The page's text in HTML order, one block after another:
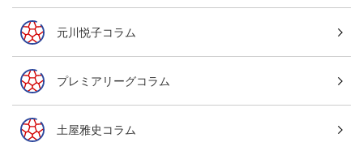
元川悦子コラム
プレミアリーグコラム
土屋雅史コラム